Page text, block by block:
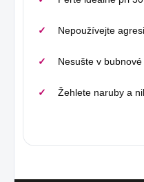
Nepoužívejte
Nesušte v
Žehlete naruby a